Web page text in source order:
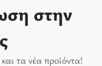
στην
τα νέα προϊόντα!